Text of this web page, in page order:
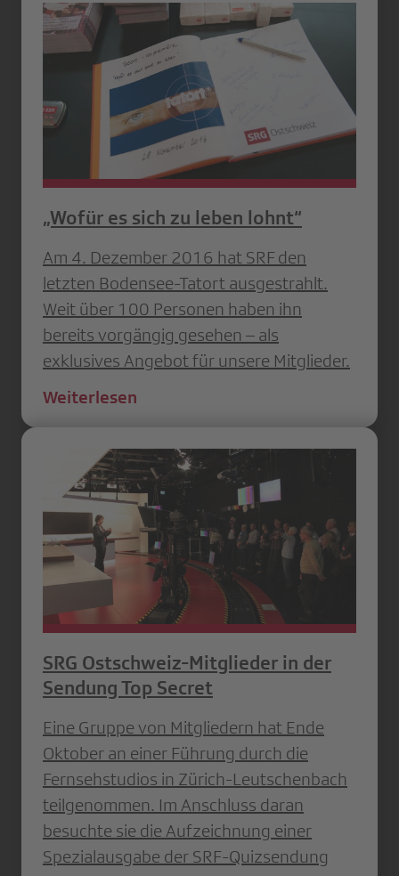
„Wofür es sich zu leben lohnt“
Am 4. Dezember 2016 hat SRF den
letzten Bodensee-Tatort ausgestrahlt.
Weit über 100 Personen haben ihn
bereits vorgängig gesehen – als
exklusives Angebot für unsere Mitglieder.
Weiterlesen
SRG Ostschweiz-Mitglieder in der
Sendung Top Secret
Eine Gruppe von Mitgliedern hat Ende
Oktober an einer Führung durch die
Fernsehstudios in Zürich-Leutschenbach
teilgenommen. Im Anschluss daran
besuchte sie die Aufzeichnung einer
Spezialausgabe der SRF-Quizsendung